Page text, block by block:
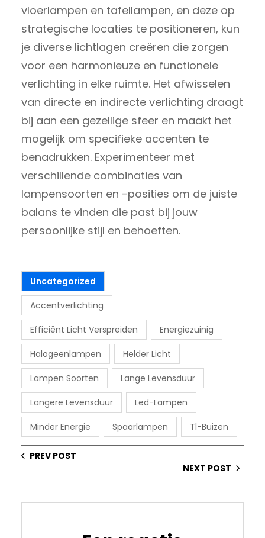
vloerlampen en tafellampen, en deze op
strategische locaties te positioneren, kun
je diverse lichtlagen creëren die zorgen
voor een harmonieuze en functionele
verlichting in elke ruimte. Het afwisselen
van directe en indirecte verlichting draagt
bij aan een gezellige sfeer en maakt het
mogelijk om specifieke accenten te
benadrukken. Experimenteer met
verschillende combinaties van
lampensoorten en -posities om de juiste
balans te vinden die past bij jouw
persoonlijke stijl en behoeften.
Uncategorized
Accentverlichting
Efficiënt Licht Verspreiden Energiezuinig
Halogeenlampen Helder Licht
Lampen Soorten Lange Levensduur
Langere Levensduur Led-Lampen
Minder Energie Spaarlampen Tl-Buizen
PREV POST
NEXT POST